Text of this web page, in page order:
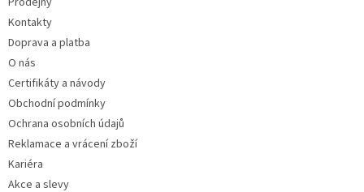
Kontakty
Doprava a platba
O nás
Certifikáty a návody
Obchodní podmínky
Ochrana osobních údajů
Reklamace a vrácení zboží
Kariéra
Akce a slevy